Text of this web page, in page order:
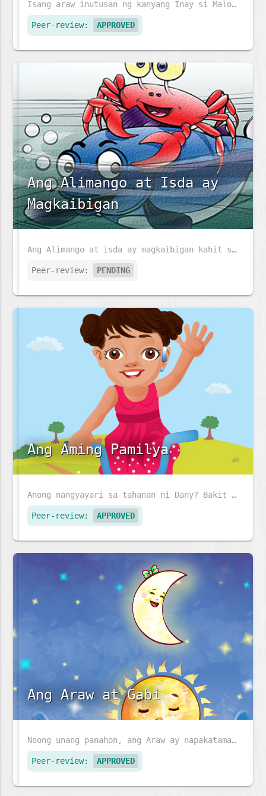
Isang araw inutusan ng kanyang Inay si Maloo na mag-ani ng mga patatas. Makaka-ani kaya si Maloo ng patatas sa hardin ng kanyang Lola?
Peer-review: APPROVED
Ang Alimango at Isda ay
Magkaibigan
Ang Alimango at isda ay magkaibigan kahit sila ay maraming pagkakaiba. Anu ang kanilang pagkakaiba sa isat-isa?
Peer-review: PENDING
Ang Aming Pamilya
Anong nangyayari sa tahanan ni Dany? Bakit abala ang lahat?
Peer-review: APPROVED
Ang Araw at Gabi
Noong unang panahon, ang Araw ay napakatamad, at ang Buwan at mga tala ay kinailangan magtrabaho ng husto. Kaya, mayroon lamang ay gabi. Pumayag kaya ang Araw na sumikat sa umaga?
Peer-review: APPROVED